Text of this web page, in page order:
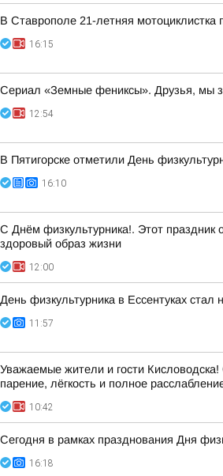
В Ставрополе 21-летняя мотоциклистка
16:15
Сериал «Земные фениксы». Друзья, мы
12:54
В Пятигорске отметили День
16:10
С Днём физкультурника!. Этот праздник
здоровый образ жизни
12:00
День физкультурника в Ессентуках
11:57
Уважаемые жители и гости
парение, лёгкость и полное
10:42
Сегодня в рамках празднования Дня
16:18